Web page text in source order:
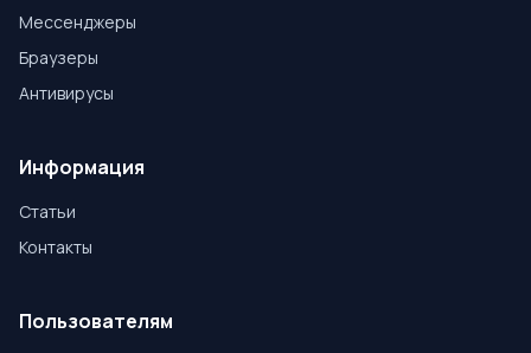
Мессенджеры
Браузеры
Антивирусы
Информация
Статьи
Контакты
Пользователям